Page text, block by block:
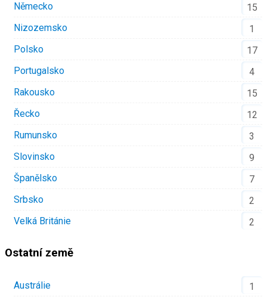
Německo
15
Nizozemsko
1
Polsko
17
Portugalsko
4
Rakousko
15
Řecko
12
Rumunsko
3
Slovinsko
9
Španělsko
7
Srbsko
2
Velká Británie
2
Ostatní země
Austrálie
1